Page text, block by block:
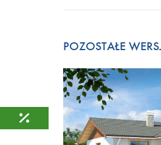
POZOSTAŁE